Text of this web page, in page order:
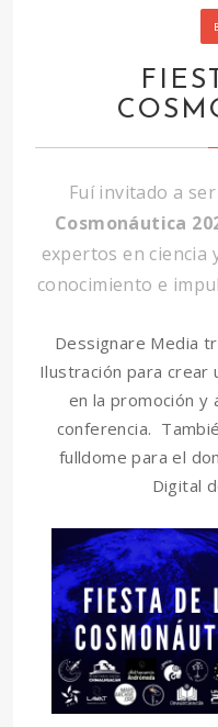
Fuí invitado a
Cosmonáutica
expertos en
conocimiento e
Dessignare Media
Ilustración para crear
en la promoción y
conferencia.
fulldome para el
Digital